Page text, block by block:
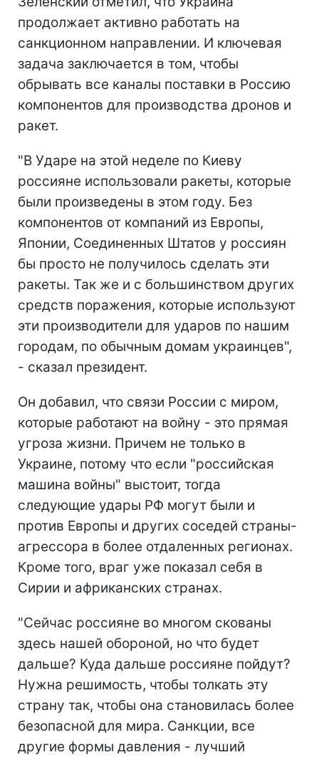
продолжает активно работать на
санкционном направлении. И ключевая
задача заключается в том, чтобы
обрывать все каналы поставки в Россию
компонентов для производства дронов и
ракет.
"В Ударе на этой неделе по Киеву
россияне использовали ракеты, которые
были произведены в этом году. Без
компонентов от компаний из Европы,
Японии, Соединенных Штатов у россиян
бы просто не получилось сделать эти
ракеты. Так же и с большинством других
средств поражения, которые используют
эти производители для ударов по нашим
городам, по обычным домам украинцев",
- сказал президент.
Он добавил, что связи России с миром,
которые работают на войну - это прямая
угроза жизни. Причем не только в
Украине, потому что если "российская
машина войны" выстоит, тогда
следующие удары РФ могут были и
против Европы и других соседей страны-
агрессора в более отдаленных регионах.
Кроме того, враг уже показал себя в
Сирии и африканских странах.
"Сейчас россияне во многом скованы
здесь нашей обороной, но что будет
дальше? Куда дальше россияне пойдут?
Нужна решимость, чтобы толкать эту
страну так, чтобы она становилась более
безопасной для мира. Санкции, все
другие формы давления - лучший